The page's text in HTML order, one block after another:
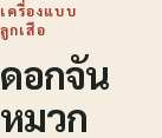
เครื่องแบบ
ลูกเสือ
ดอกจัน
หมวก